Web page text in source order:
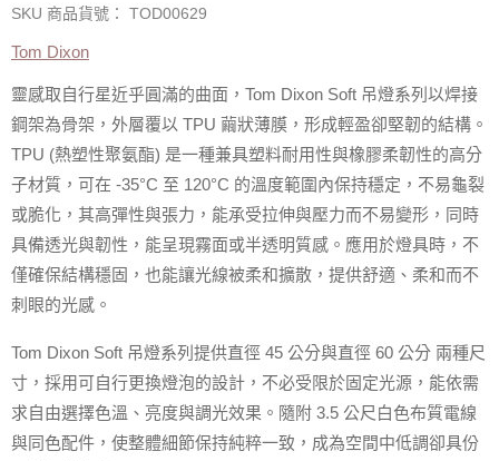
SKU 商品貨號： TOD00629
Tom Dixon
靈感取自行星近乎圓滿的曲面，Tom Dixon Soft 吊燈系列以焊接
鋼架為骨架，外層覆以 TPU 繭狀薄膜，形成輕盈卻堅韌的結構。
TPU (熱塑性聚氨酯) 是一種兼具塑料耐用性與橡膠柔韌性的高分
子材質，可在 -35°C 至 120°C 的溫度範圍內保持穩定，不易龜裂
或脆化，其高彈性與張力，能承受拉伸與壓力而不易變形，同時
具備透光與韌性，能呈現霧面或半透明質感。應用於燈具時，不
僅確保結構穩固，也能讓光線被柔和擴散，提供舒適、柔和而不
刺眼的光感。
Tom Dixon Soft 吊燈系列提供直徑 45 公分與直徑 60 公分 兩種尺
寸，採用可自行更換燈泡的設計，不必受限於固定光源，能依需
求自由選擇色溫、亮度與調光效果。隨附 3.5 公尺白色布質電線
與同色配件，使整體細節保持純粹一致，成為空間中低調卻具份